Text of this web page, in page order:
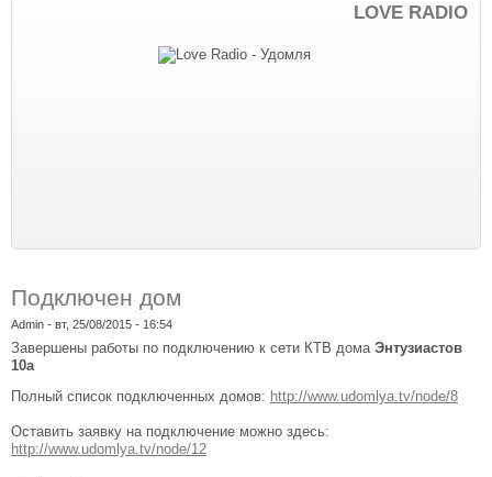
LOVE RADIO
Подключен дом
Admin - вт, 25/08/2015 - 16:54
Завершены работы по подключению к сети КТВ дома Энтузиастов
10а
Полный список подключенных домов: http://www.udomlya.tv/node/8
Оставить заявку на подключение можно здесь:
http://www.udomlya.tv/node/12